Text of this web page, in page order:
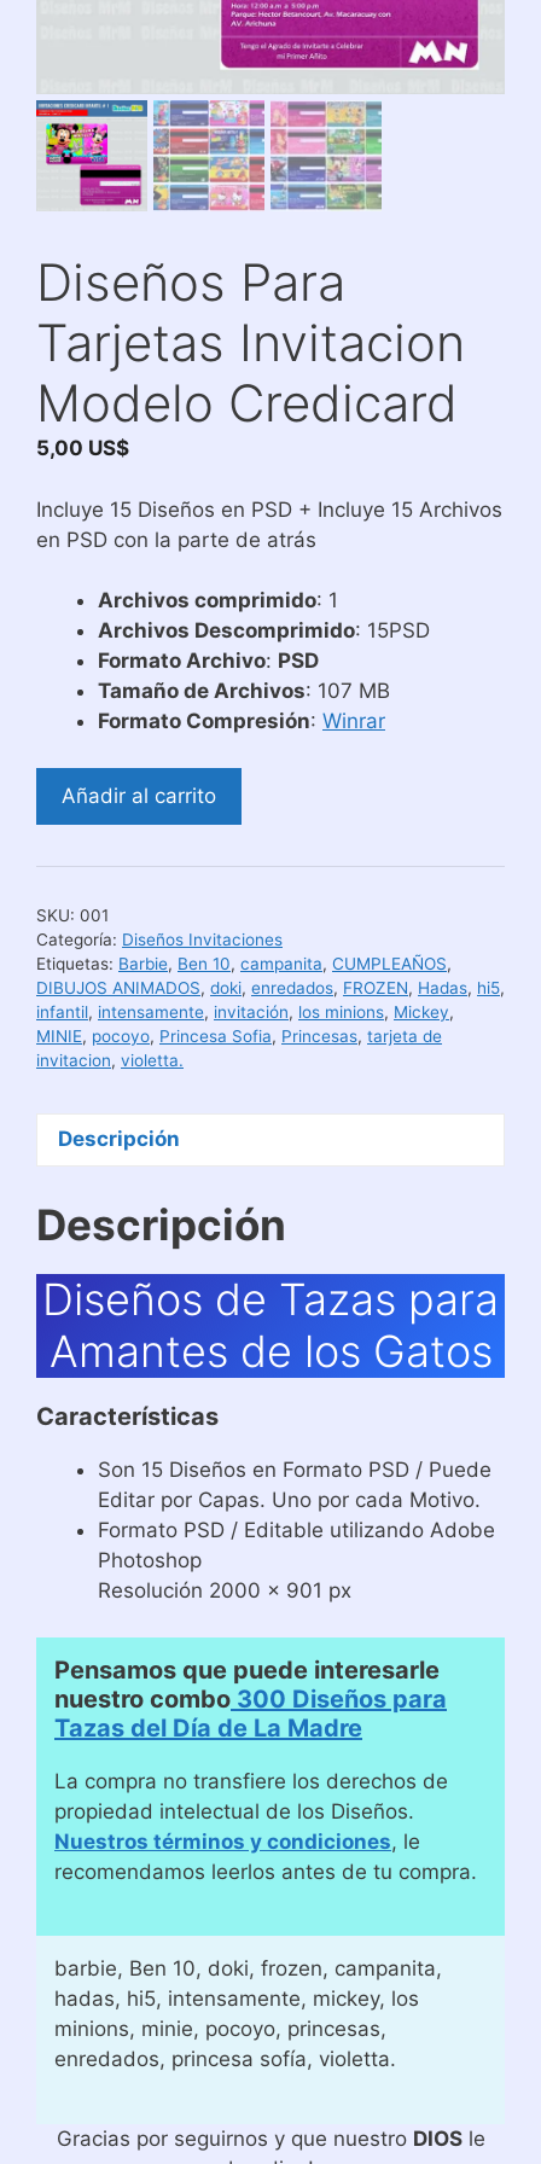
Diseños Para
Tarjetas Invitacion
Modelo Credicard
5,00 US$
Incluye 15 Diseños en PSD + Incluye 15 Archivos
en PSD con la parte de atrás
Archivos comprimido: 1
Archivos Descomprimido: 15PSD
Formato Archivo: PSD
Tamaño de Archivos: 107 MB
Formato Compresión: Winrar
Para
Invitacion
Credicard
cantidad
Añadir al carrito
SKU: 001
Categoría: Diseños Invitaciones
Etiquetas: Barbie, Ben 10, campanita, CUMPLEAÑOS,
DIBUJOS ANIMADOS, doki, enredados, FROZEN, Hadas, hi5,
infantil, intensamente, invitación, los minions, Mickey,
MINIE, pocoyo, Princesa Sofia, Princesas, tarjeta de
invitacion, violetta.
Descripción
Descripción
Diseños de Tazas para
Amantes de los Gatos
Características
Son 15 Diseños en Formato PSD / Puede
Editar por Capas. Uno por cada Motivo.
Formato PSD / Editable utilizando Adobe
Photoshop
Resolución 2000 x 901 px
Pensamos que puede interesarle
nuestro combo 300 Diseños para
Tazas del Día de La Madre
La compra no transfiere los derechos de
propiedad intelectual de los Diseños.
Nuestros términos y condiciones, le
recomendamos leerlos antes de tu compra.
barbie, Ben 10, doki, frozen, campanita,
hadas, hi5, intensamente, mickey, los
minions, minie, pocoyo, princesas,
enredados, princesa sofía, violetta.
Gracias por seguirnos y que nuestro DIOSle